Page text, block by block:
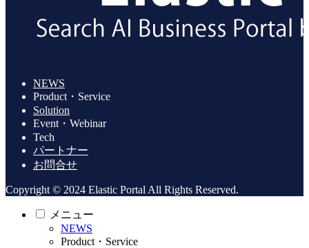
NEWS
Product・Service
Solution
Event・Webinar
Tech
パートナー
お問合せ
Copyright © 2024 Elastic Portal All Rights Reserved.
メニュー
NEWS
Product・Service